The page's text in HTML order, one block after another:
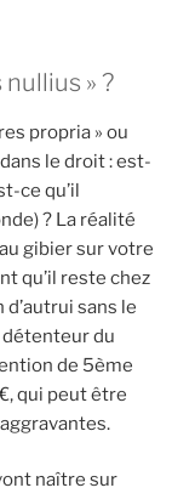
nullius » ?
propria » ou
le droit : est-
ce qu’il
? La réalité
gibier sur votre
qu’il reste chez
sans le
du
de 5ème
qui peut être
naître sur